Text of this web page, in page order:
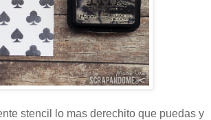
stencil lo mas derechito que puedas y